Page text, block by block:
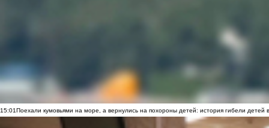
15:01Поехали кумовьями на море, а вернулись на похороны детей: история гибели детей